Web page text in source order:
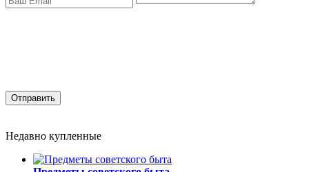
Отправить
Недавно купленные